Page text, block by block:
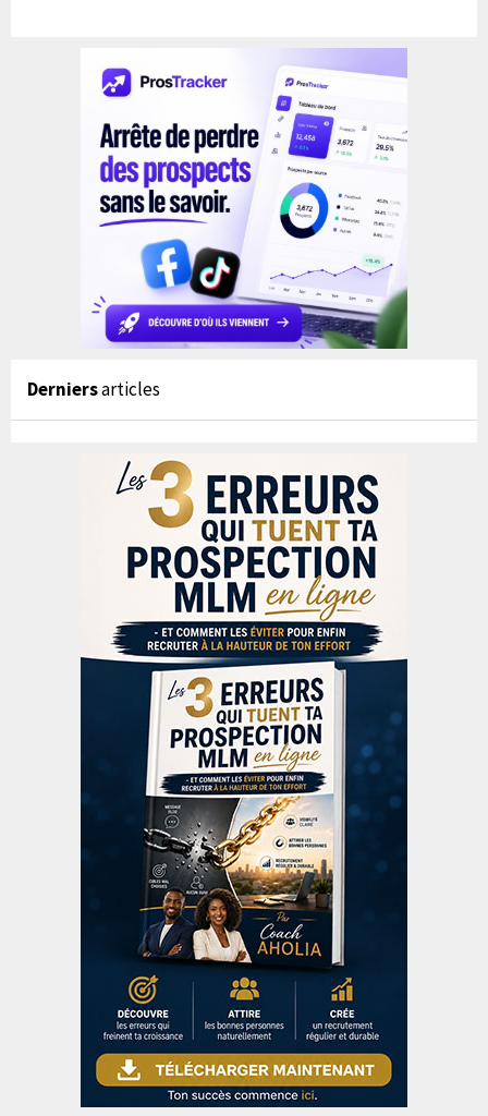
Derniersarticles